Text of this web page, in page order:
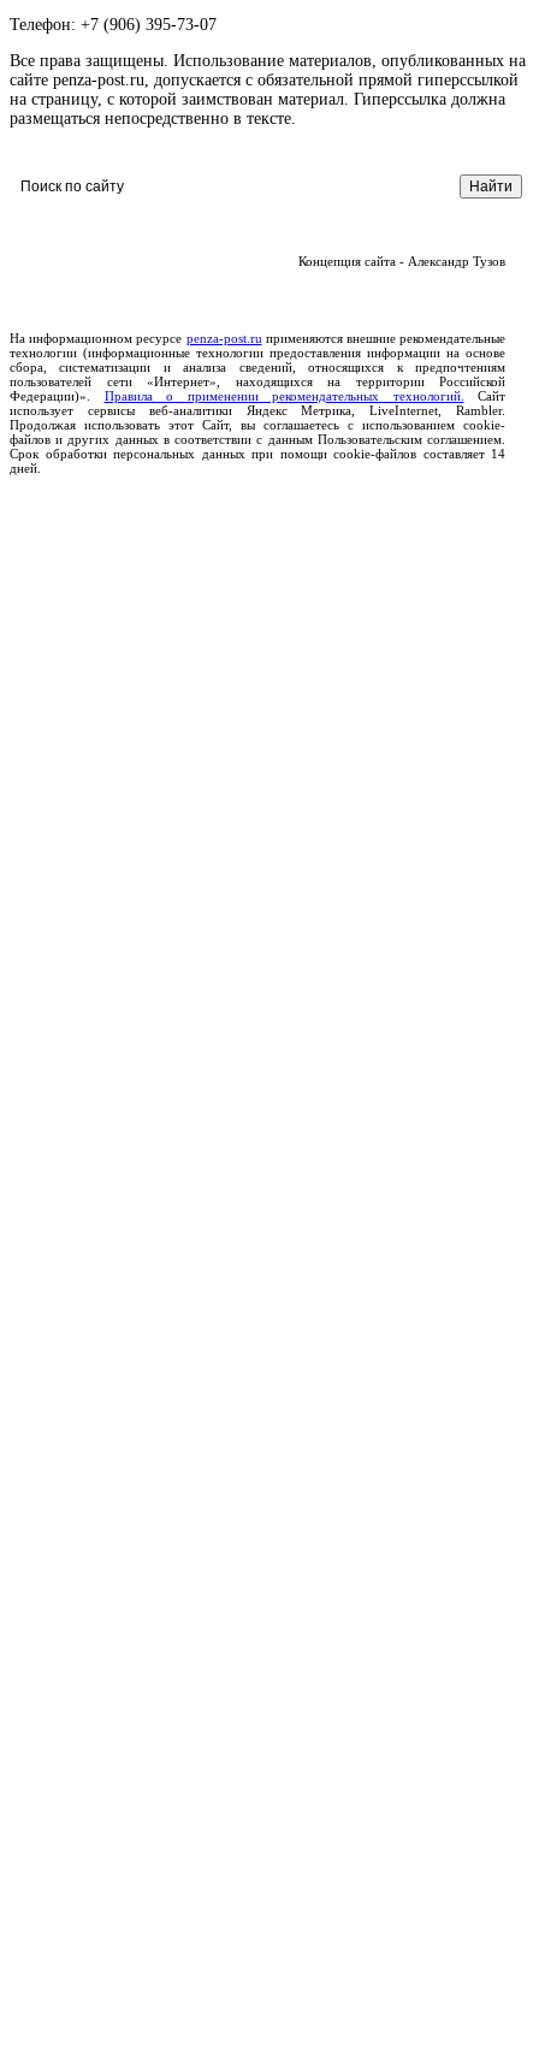
Телефон: +7 (906) 395-73-07
Все права защищены. Использование материалов, опубликованных на
сайте penza-post.ru, допускается с обязательной прямой гиперссылкой
на страницу, с которой заимствован материал. Гиперссылка должна
размещаться непосредственно в тексте.
Концепция сайта - Александр Тузов
На информационном ресурсе penza-post.ru применяются внешние рекомендательные
технологии (информационные технологии предоставления информации на основе
сбора, систематизации и анализа сведений, относящихся к предпочтениям
пользователей сети «Интернет», находящихся на территории Российской
Федерации)». Правила о применении рекомендательных технологий.
Сайт
использует сервисы веб-аналитики Яндекс Метрика, LiveInternet, Rambler.
Продолжая использовать этот Сайт, вы соглашаетесь с использованием cookie-
файлов и других данных в соответствии с данным Пользовательским соглашением.
Срок обработки персональных данных при помощи cookie-файлов составляет 14
дней.